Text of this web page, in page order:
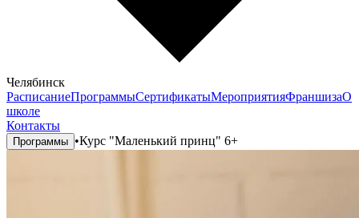
Челябинск
РасписаниеПрограммыСертификатыМероприятияФраншизаО
школе
Контакты
Программы •Курс "Маленький принц" 6+